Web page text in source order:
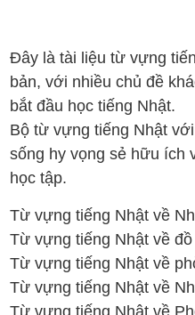
Đây là tài liệu từ vựng
bản, với nhiều chủ đề
bắt đầu học tiếng Nhật.
Bộ từ vựng tiếng Nhật
sống hy vọng sẻ hữu ích
học tập.
Từ vựng tiếng Nhật về
Từ vựng tiếng Nhật về
Từ vựng tiếng Nhật về
Từ vựng tiếng Nhật về